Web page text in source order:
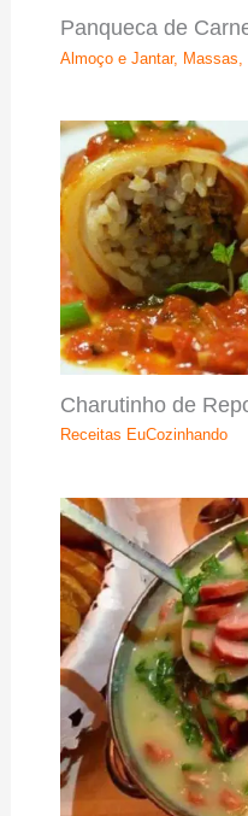
Panqueca de
Almoço e Jantar, Massas
Charutinho de
Receitas EuCozinhando